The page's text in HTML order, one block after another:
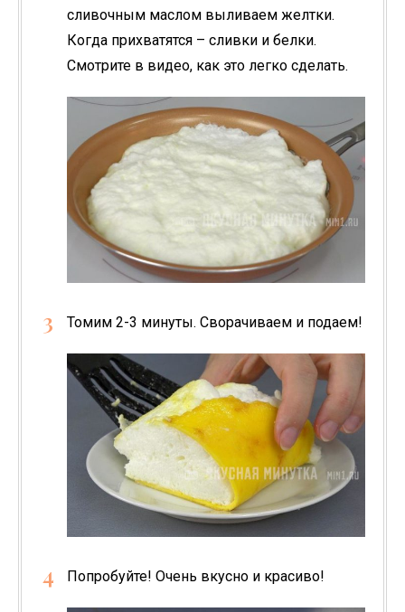
сливочным маслом выливаем желтки.
Когда прихватятся – сливки и белки.
Смотрите в видео, как это легко сделать.
Томим 2-3 минуты. Сворачиваем и подаем!
Попробуйте! Очень вкусно и красиво!